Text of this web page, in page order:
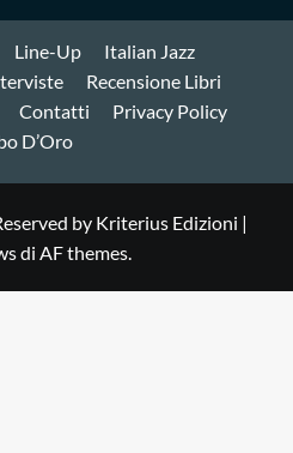
Line-Up
Italian Jazz
Recensione Libri
Contatti
Privacy Policy
D’Oro
by Kriterius Edizioni |
di AF themes.